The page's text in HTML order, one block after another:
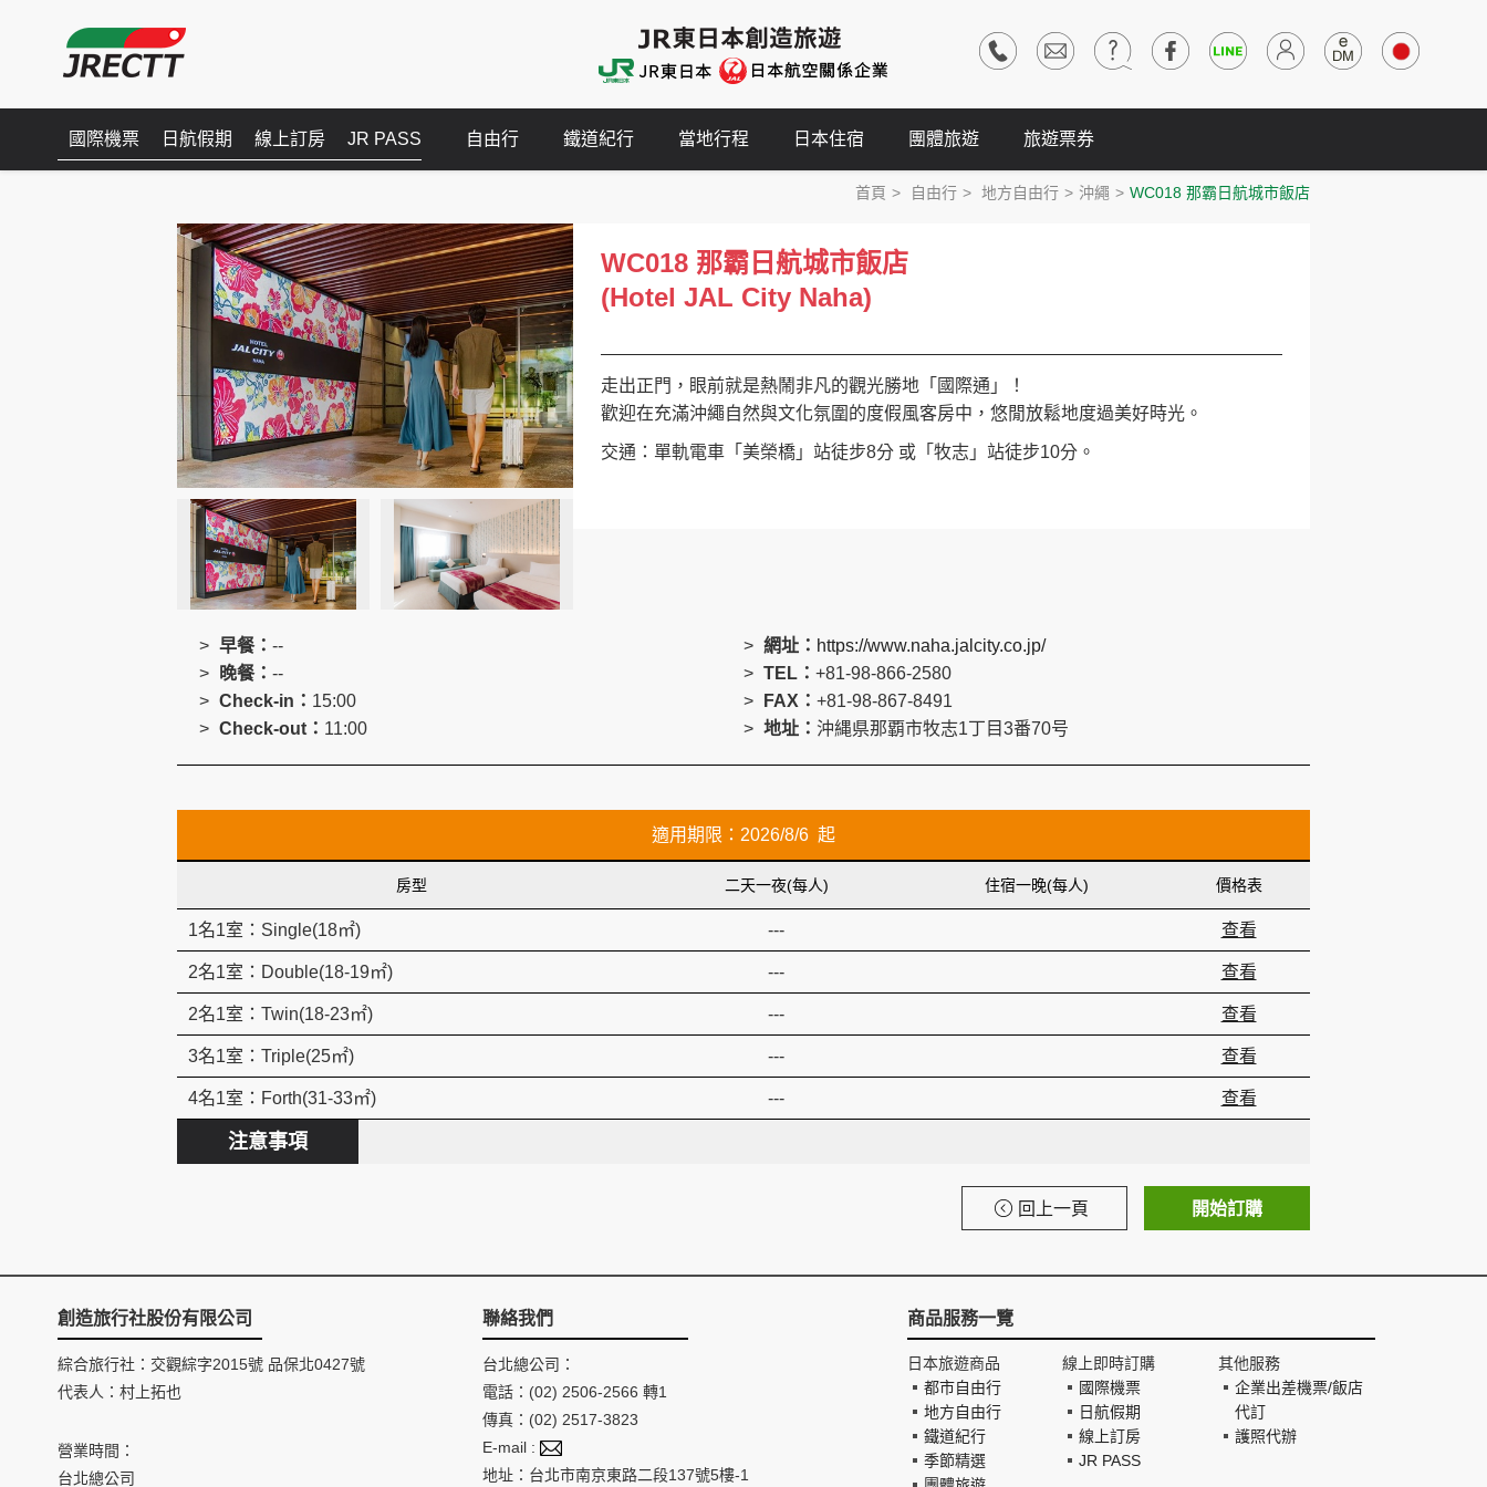
國際機票 日航假期 線上訂房 JR PASS 自由行 鐵道紀行 當地行程 日本住宿 團體旅遊 旅遊票券
首頁 自由行 地方自由行 沖繩 WC018 那霸日航城市飯店
WC018 那霸日航城市飯店
(Hotel JAL City Naha)
走出正門，眼前就是熱鬧非凡的觀光勝地「國際通」！
歡迎在充滿沖繩自然與文化氛圍的度假風客房中，悠閒放鬆地度過美好時光。
交通：單軌電車「美榮橋」站徒步8分 或「牧志」站徒步10分。
早餐： --
晚餐： --
Check-in： 15:00
Check-out： 11:00
網址： https://www.naha.jalcity.co.jp/
TEL： +81-98-866-2580
FAX： +81-98-867-8491
地址： 沖縄県那覇市牧志1丁目3番70号
適用期限：2026/8/6 起
房型 二天一夜(每人) 住宿一晚(每人) 價格表
1名1室：Single(18㎡) --- 查看
2名1室：Double(18-19㎡) --- 查看
2名1室：Twin(18-23㎡) --- 查看
3名1室：Triple(25㎡) --- 查看
4名1室：Forth(31-33㎡) --- 查看
注意事項
回上一頁 開始訂購
創造旅行社股份有限公司
綜合旅行社：交觀綜字2015號 品保北0427號
代表人：村上拓也
營業時間：
台北總公司
聯絡我們
台北總公司：
電話：(02) 2506-2566 轉1
傳真：(02) 2517-3823
E-mail :
地址：台北市南京東路二段137號5樓-1
商品服務一覽
日本旅遊商品
都市自由行
地方自由行
鐵道紀行
季節精選
線上即時訂購
國際機票
日航假期
線上訂房
JR PASS
其他服務
企業出差機票/飯店
代訂
護照代辦